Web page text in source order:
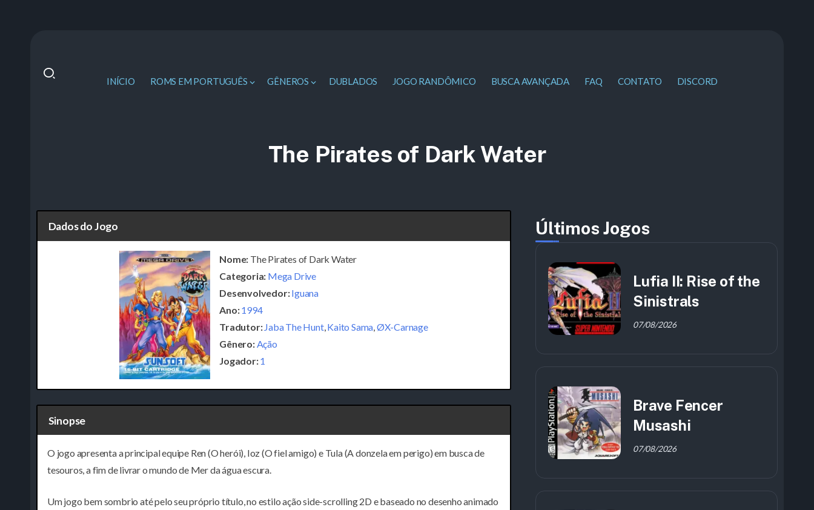
INÍCIO ROMS EM PORTUGUÊS GÊNEROS DUBLADOS JOGO RANDÔMICO BUSCA AVANÇADA FAQ CONTATO DISCORD
The Pirates of Dark Water
Dados do Jogo
Nome: The Pirates of Dark Water
Categoria: Mega Drive
Desenvolvedor:Iguana
Ano:1994
Tradutor: Jaba The Hunt, Kaito Sama ØX-Carnage
Gênero: Ação
Jogador:1
Sinopse
O jogo apresenta a principal equipe Ren (O herói), Ioz (O fiel amigo) e Tula (A donzela em perigo) em busca de
tesouros, a fim de livrar o mundo de Mer da água escura.
Um jogo bem sombrio até pelo seu próprio título, no estilo ação side-scrolling 2D e baseado no desenho animado
Últimos Jogos
Lufia II: Rise of the
Sinistrals
07/08/2026
Brave Fencer
Musashi
07/08/2026